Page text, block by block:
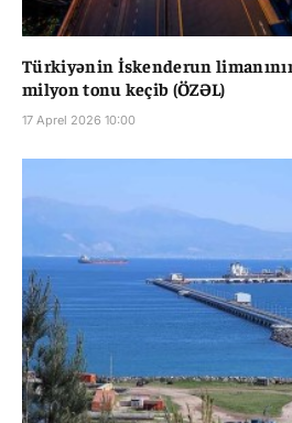
Türkiyənin İskenderun
milyon tonu keçib (ÖZƏL)
17 Aprel 2026 10:00